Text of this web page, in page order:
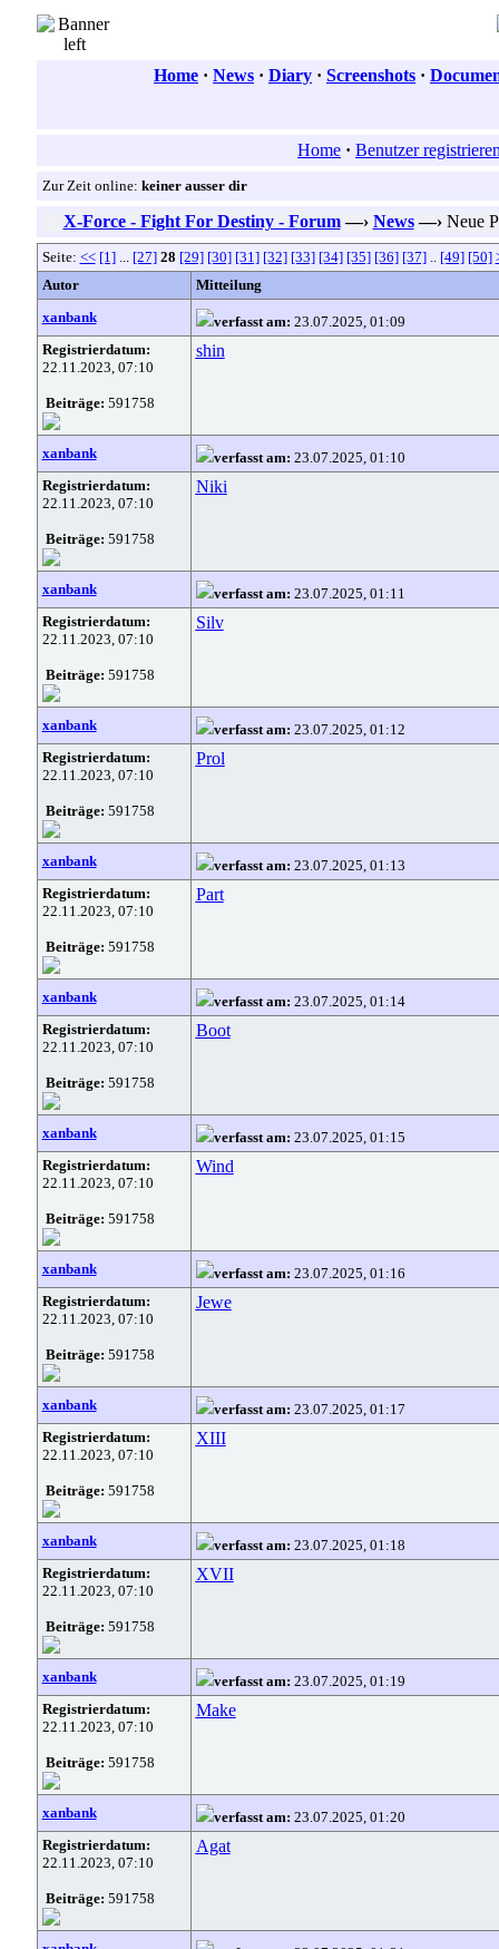
Home · News · Diary · Screenshots ·
Home · Benutzer
Zur Zeit online: keiner ausser dir
X-Force - Fight For Destiny - Forum —› News —›Neue
Seite: << [1]... [27] 28 [29] [30] [31] [32] [33] [34] [35] [36] [37].. [49] [50]
Autor
Mitteilung
xanbank
verfasst am: 23.07.2025, 01:09
Registrierdatum:
22.11.2023, 07:10
Beiträge: 591758
shin
xanbank verfasst am: 23.07.2025, 01:10
Registrierdatum:
22.11.2023, 07:10
Beiträge: 591758
Niki
xanbank verfasst am: 23.07.2025, 01:11
Registrierdatum:
22.11.2023, 07:10
Beiträge: 591758
Silv
xanbank verfasst am: 23.07.2025, 01:12
Registrierdatum:
22.11.2023, 07:10
Beiträge: 591758
Prol
xanbank verfasst am: 23.07.2025, 01:13
Registrierdatum:
22.11.2023, 07:10
Beiträge: 591758
Part
xanbank verfasst am: 23.07.2025, 01:14
Registrierdatum:
22.11.2023, 07:10
Beiträge: 591758
Boot
xanbank verfasst am: 23.07.2025, 01:15
Registrierdatum:
22.11.2023, 07:10
Beiträge: 591758
Wind
xanbank verfasst am: 23.07.2025, 01:16
Registrierdatum:
22.11.2023, 07:10
Beiträge: 591758
Jewe
xanbank verfasst am: 23.07.2025, 01:17
Registrierdatum:
22.11.2023, 07:10
Beiträge: 591758
XIII
xanbank verfasst am: 23.07.2025, 01:18
Registrierdatum:
22.11.2023, 07:10
Beiträge: 591758
XVII
xanbank verfasst am: 23.07.2025, 01:19
Registrierdatum:
22.11.2023, 07:10
Beiträge: 591758
Make
xanbank verfasst am: 23.07.2025, 01:20
Registrierdatum:
22.11.2023, 07:10
Beiträge: 591758
Agat